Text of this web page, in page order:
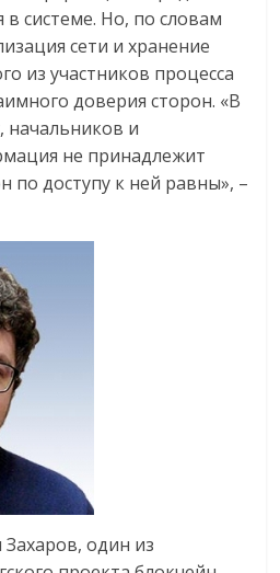
системе. Но, по словам
сети и хранение
из участников процесса
доверия сторон. «В
начальников и
не принадлежит
по доступу к ней равны», –
один из